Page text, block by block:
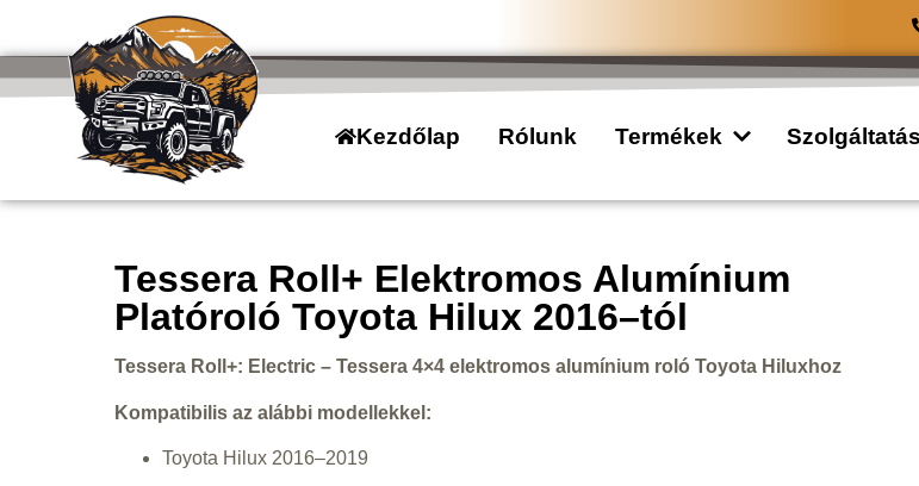
Kezdőlap Rólunk Termékek
Tessera Roll+ Elektromos Alumínium
Platóroló Toyota Hilux 2016–tól
Tessera Roll+: Electric – Tessera 4×4 elektromos alumínium roló Toyota Hiluxhoz
Kompatibilis az alábbi modellekkel:
Toyota Hilux 2016–2019